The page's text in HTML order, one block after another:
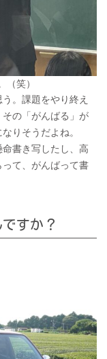
（笑）
。課題をやり終え
の「がんばる」が
りそうだよね。
書き写したし、高
て、がんばって書
すか？